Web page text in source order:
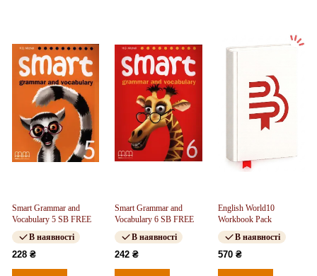
Smart Grammar and
Vocabulary 5 SB FREE
В наявності
228 ₴
Smart Grammar and
Vocabulary 6 SB FREE
В наявності
242 ₴
English World10
Workbook Pack
В наявності
570 ₴